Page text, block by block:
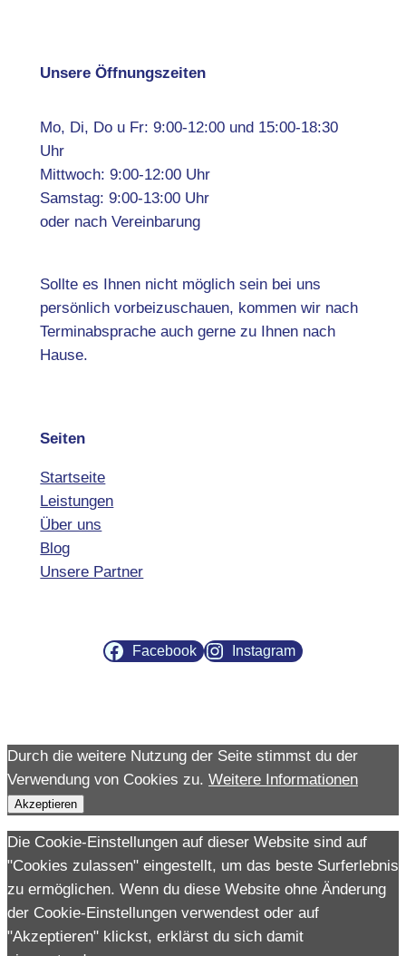
Unsere Öffnungszeiten
Mo, Di, Do u Fr: 9:00-12:00 und 15:00-18:30
Uhr
Mittwoch: 9:00-12:00 Uhr
Samstag: 9:00-13:00 Uhr
oder nach Vereinbarung
Sollte es Ihnen nicht möglich sein bei uns
persönlich vorbeizuschauen, kommen wir nach
Terminabsprache auch gerne zu Ihnen nach
Hause.
Seiten
Startseite
Leistungen
Über uns
Blog
Unsere Partner
Facebook Instagram
Durch die weitere Nutzung der Seite stimmst du der
Verwendung von Cookies zu. Weitere Informationen
Akzeptieren
Die Cookie-Einstellungen auf dieser Website sind auf
"Cookies zulassen" eingestellt, um das beste Surferlebnis
zu ermöglichen. Wenn du diese Website ohne Änderung
der Cookie-Einstellungen verwendest oder auf
"Akzeptieren" klickst, erklärst du sich damit